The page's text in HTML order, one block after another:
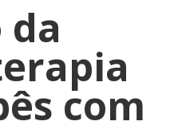
da
com